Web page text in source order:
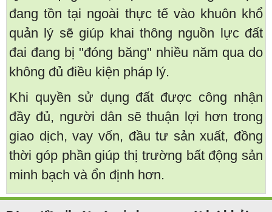
đang tồn tại ngoài thực tế vào khuôn khổ
quản lý sẽ giúp khai thông nguồn lực đất
đai đang bị "đóng băng" nhiều năm qua do
không đủ điều kiện pháp lý.
Khi quyền sử dụng đất được công nhận
đầy đủ, người dân sẽ thuận lợi hơn trong
giao dịch, vay vốn, đầu tư sản xuất, đồng
thời góp phần giúp thị trường bất động sản
minh bạch và ổn định hơn.